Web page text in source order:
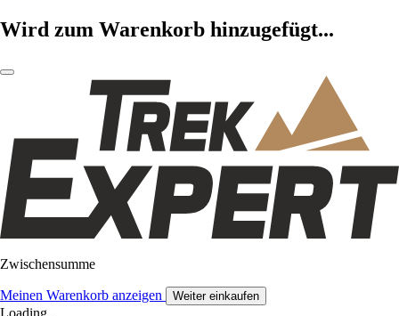
Wird zum Warenkorb hinzugefügt...
Zwischensumme
Meinen Warenkorb anzeigen Weiter einkaufen
Loading...